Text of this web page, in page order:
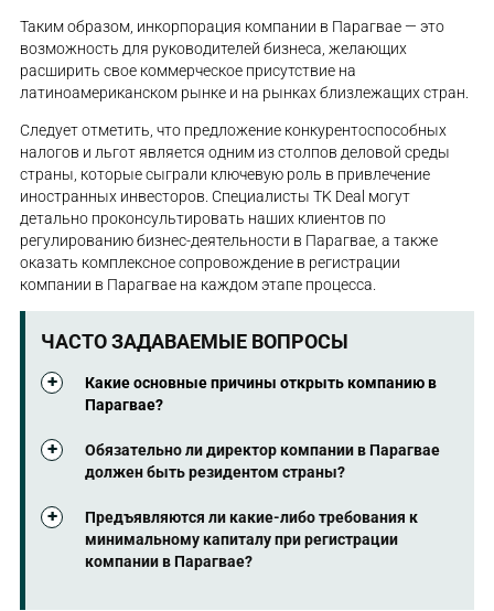
Таким образом, инкорпорация компании в Парагвае — это
возможность для руководителей бизнеса, желающих
расширить свое коммерческое присутствие на
латиноамериканском рынке и на рынках близлежащих стран.
Следует отметить, что предложение конкурентоспособных
налогов и льгот является одним из столпов деловой среды
страны, которые сыграли ключевую роль в привлечение
иностранных инвесторов. Специалисты TK Deal могут
детально проконсультировать наших клиентов по
регулированию бизнес-деятельности в Парагвае, а также
оказать комплексное сопровождение в регистрации
компании в Парагвае на каждом этапе процесса.
ЧАСТО ЗАДАВАЕМЫЕ ВОПРОСЫ
Какие основные причины открыть компанию в
Парагвае?
иностранные инвесторы выбирают Парагвай для
роста и масштабирования своего бизнеса:
Иностранцы имеют право владеть
компанией на 100%.
Обязательно ли директор компании в Парагвае
должен быть резидентом страны?
фирм были нерезиденты. Однако, применяется
требование о наличии хотя бы одного директора-
резидента с целью обеспечения связи с местными
Предъявляются ли какие-либо требования к
минимальному капиталу при регистрации
компании в Парагвае?